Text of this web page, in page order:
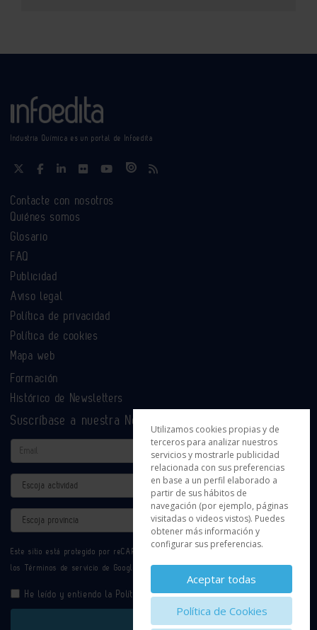
Industria Química es un portal de Infoedita
Contacte con nosotros
Quiénes somos
Glosario
FAQ
Publicidad
Aviso legal
Política de privacidad
Política de cookies
Mapa web
Formación
Histórico de Newsletters
Suscríbase a nuestra Newsletter
Email
Actividad
Provincia
Este sitio está protegido por reCAPTCHA y se aplican la
los Términos de servicio de Google.
He leído y entiendo la Política de Privacidad
Enviar
Utilizamos cookies propias y de
terceros para analizar nuestros
servicios y mostrarle publicidad
relacionada con sus preferencias
en base a un perfil elaborado a
partir de sus hábitos de
navegación (por ejemplo, páginas
visitadas o videos vistos). Puedes
obtener más información y
configurar sus preferencias.
Aceptar todas
Política de Cookies